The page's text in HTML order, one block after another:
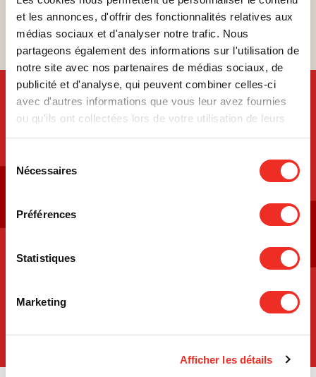
et les annonces, d'offrir des fonctionnalités relatives aux
médias sociaux et d'analyser notre trafic. Nous
partageons également des informations sur l'utilisation de
notre site avec nos partenaires de médias sociaux, de
publicité et d'analyse, qui peuvent combiner celles-ci
avec d'autres informations que vous leur avez fournies
ou qu'ils ont collectées lors de votre utilisation de leurs
services.
Nécessaires
Préférences
Statistiques
Marketing
Afficher les détails
Inscrivez-vous !
INFORMATIONS PRATIQUES
virtuelle
personne
participant